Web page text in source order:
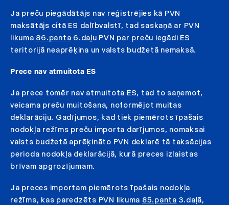
Ja preču piegādātājs nav reģistrējies kā PVN
maksātājs citā ES dalībvalstī, tad saskaņā ar PVN
likuma 86.panta 6.daļu PVN par preču iegādi ES
teritorijā neaprēķina un valsts budžetā nemaksā.
Prece nav atmuitota ES
Ja prece tomēr nav atmuitota ES, tad to saņemot,
veicama preču muitošana, noformējot muitas
deklarāciju. Gadījumos, kad tiek piemērots īpašais
nodokļa režīms preču importa darījumos, nomaksai
valsts budžetā aprēķināto PVN deklarē tā taksācijas
perioda nodokļa deklarācijā, kurā preces izlaistas
brīvam apgrozījumam.
Ja preces importam piemērots īpašais nodokļa
režīms, kas paredzēts PVN likuma 85.panta 3.daļā,